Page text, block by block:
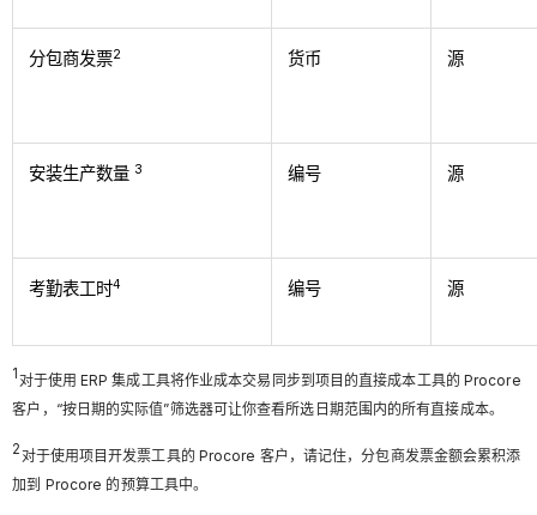
分包商发票2 货币 源
安装生产数量 3 编号 源
考勤表工时4 编号 源
1 对于使用 ERP 集成工具将作业成本交易同步到项目的直接成本工具的 Procore
客户，“按日期的实际值”筛选器可让你查看所选日期范围内的所有直接成本。
2对于使用项目开发票工具的 Procore 客户，请记住，分包商发票金额会累积添
加到 Procore 的预算工具中。